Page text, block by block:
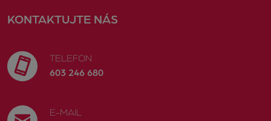
KONTAKTUJTE NÁS
TELEFON
603 246 680
E-MAIL